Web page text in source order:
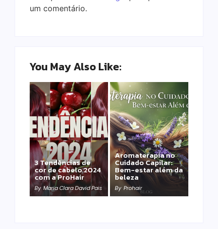
um comentário.
You May Also Like:
3 Tendências de
cor de cabelo 2024
com a ProHair
By Maria Clara David Pais
Aromaterapia no
Cuidado Capilar:
Bem-estar além da
beleza
By Prohair
Detox Capilar: Por
que remover
metais pesados
salva sua química?
By Prohair